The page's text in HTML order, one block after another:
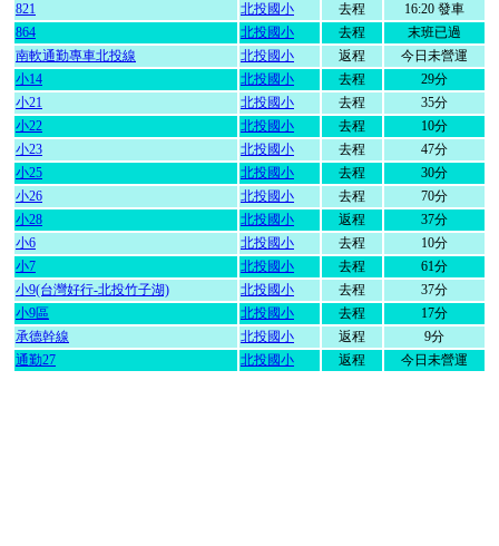
821
北投國小 去程
16:20 發車
864
北投國小 去程
末班已過
南軟通勤專車北投線
北投國小 返程
今日未營運
小14
北投國小 去程
29分
小21
北投國小 去程
35分
小22
北投國小 去程
10分
小23
北投國小 去程
47分
小25
北投國小 去程
30分
小26
北投國小 去程
70分
小28
北投國小 返程
37分
小6
北投國小 去程
10分
小7
北投國小 去程
61分
小9(台灣好行-北投竹子湖)
北投國小 去程
37分
小9區
北投國小 去程
17分
承德幹線
北投國小 返程
9分
通勤27
北投國小 返程 今日未營運